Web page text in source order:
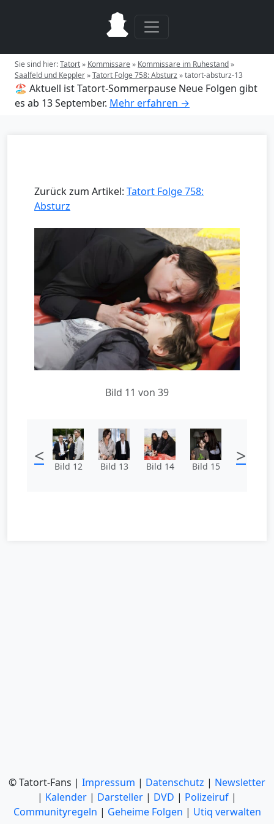
Sie sind hier:Tatort» Kommissare» Kommissare im Ruhestand»
Saalfeld und Keppler»Tatort Folge 758: Absturz»tatort-absturz-13
🏖️ Aktuell ist Tatort-Sommerpause Neue Folgen gibt
es ab 13 September. Mehr erfahren →
Zurück zum Artikel: Tatort Folge 758:
Absturz
Bild 11 von 39
< Bild 12 Bild 13 Bild 14 Bild 15 >
© Tatort-Fans | Impressum | Datenschutz | Newsletter
| Kalender | Darsteller | DVD | Polizeiruf |
Communityregeln | Geheime Folgen | Utiq verwalten